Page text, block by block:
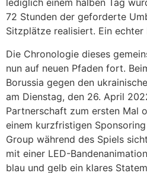
lediglich einem halben Tag
72 Stunden der geforderte
Sitzplätze realisiert. Ein echter
Die Chronologie dieses
nun auf neuen Pfaden fort.
Borussia gegen den
am Dienstag, den 26. April
Partnerschaft zum ersten Mal
einem kurzfristigen
Group während des Spiels
mit einer LED-
blau und gelb ein klares